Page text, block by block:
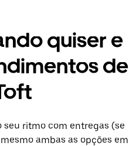
quiser e
de
ritmo com entregas (se
ambas as opções em